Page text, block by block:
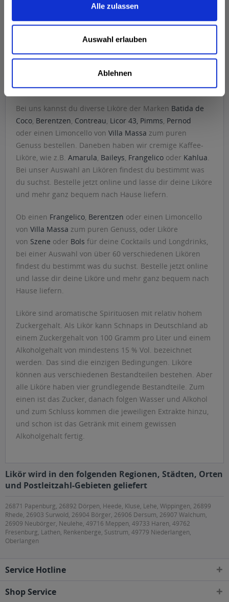
Alle zulassen
Auswahl erlauben
Ablehnen
Bei uns kannst du diverse Liköre der Marken Batida de
Coco, Berentzen, Contreau, Licor 43, Pimms, Pernod
oder einen Limoncello von Villa Massa zum puren
Genuss bestellen. Daneben haben wir cremige Kaffee-
Liköre, wie z.B. Amarula, Baileys, Frangelico oder Kahlua.
Bei unser Auswahl an Likören findest du bestimmt was
du suchst. Bestelle jetzt online und lasse dir deine Liköre
und mehr ganz bequem nach Hause liefern.
Ob einen Frangelico, Berentzen oder einen Limoncello
von Villa Massa zum puren Genuss, oder Liköre
von Szene oder Bols für deine Cocktails und Longdrinks,
bei einer Auswahl von über 60 verschiedenen Likören
findest du bestimmt was du suchst. Bestelle jetzt online
und lasse dir deine Liköre und mehr ganz bequem nach
Hause liefern.
Liköre sind aromatische Spirituosen mit relativ hohem
Zuckergehalt. Als Likör kann Schnaps in Deutschland ab
einem Zuckergehalt von 100 Gramm pro Liter und einem
Alkoholgehalt von mindestens 15 % Vol. bezeichnet
werden. Das sind die einzigen Bedingungen. Liköre
können aus verschiedenen Bestandteilen bestehen. Aber
alle Liköre haben vier grundlegende Bestandteile. Zum
einen ist das Zucker, danach folgen Wasser und Alkohol
und zum Schluss kommen die jeweiligen Extrakte hinzu,
und schon ist das Getränk mit einem gewissen
Alkoholgehalt fertig.
Likör wird in den folgenden Regionen, Städten, Orten
und Postleitzahl-Gebieten geliefert
26871 Papenburg, 26892 Dörpen, Heede, Kluse, Lehe, Wippingen, 26899
Rhede, 26903 Surwold, 26904 Börger, 26906 Dersum, 26907 Walchum,
26909 Neubörger, Neulehe, 49716 Meppen, 49733 Haren, 49762
Fresenburg, Lathen, Renkenberge, Sustrum, 49779 Niederlangen,
Oberlangen
Service Hotline
Shop Service